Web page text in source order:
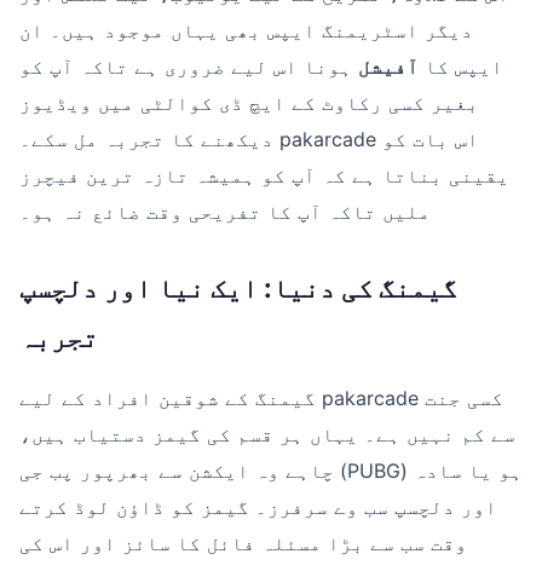
دیگر اسٹریمنگ ایپس بھی یہاں موجود ہیں۔ ان
ایپس کا آفیشل ہونا اس لیے ضروری ہے تاکہ آپ کو
بغیر کسی رکاوٹ کے ایچ ڈی کوالٹی میں ویڈیوز
دیکھنے کا تجربہ مل سکے۔ pakarcade اس بات کو
یقینی بناتا ہے کہ آپ کو ہمیشہ تازہ ترین فیچرز
ملیں تاکہ آپ کا تفریحی وقت ضائع نہ ہو۔
گیمنگ کی دنیا: ایک نیا اور دلچسپ
تجربہ
گیمنگ کے شوقین افراد کے لیے pakarcade کسی جنت
سے کم نہیں ہے۔ یہاں ہر قسم کی گیمز دستیاب ہیں،
چاہے وہ ایکشن سے بھرپور پب جی (PUBG) ہو یا سادہ
اور دلچسپ سب وے سرفرز۔ گیمز کو ڈاؤن لوڈ کرتے
وقت سب سے بڑا مسئلہ فائل کا سائز اور اس کی